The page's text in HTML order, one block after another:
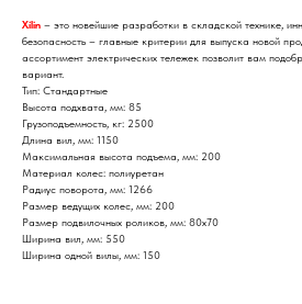
Xilin – это новейшие разработки в складской технике,
безопасность – главные критерии для выпуска новой
ассортимент электрических тележек позволит вам
вариант.
Тип: Стандартные
Высота подхвата, мм: 85
Грузоподъемность, кг: 2500
Длина вил, мм: 1150
Максимальная высота подъема, мм: 200
Материал колес: полиуретан
Радиус поворота, мм: 1266
Размер ведущих колес, мм: 200
Размер подвилочных роликов, мм: 80x70
Ширина вил, мм: 550
Ширина одной вилы, мм: 150